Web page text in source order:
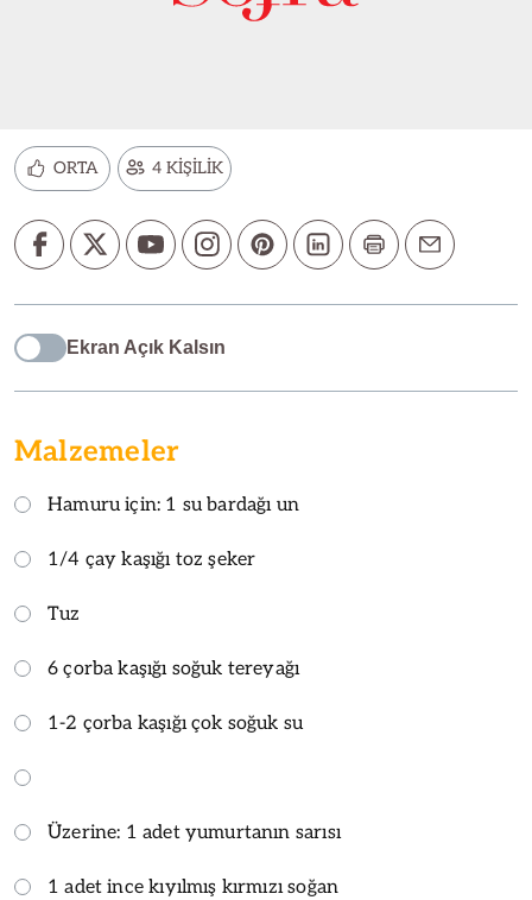
ORTA 4 KİŞİLİK
Ekran Açık Kalsın
Malzemeler
Hamuru için: 1 su bardağı un
1/4 çay kaşığı toz şeker
Tuz
6 çorba kaşığı soğuk tereyağı
1-2 çorba kaşığı çok soğuk su
Üzerine: 1 adet yumurtanın sarısı
1 adet ince kıyılmış kırmızı soğan